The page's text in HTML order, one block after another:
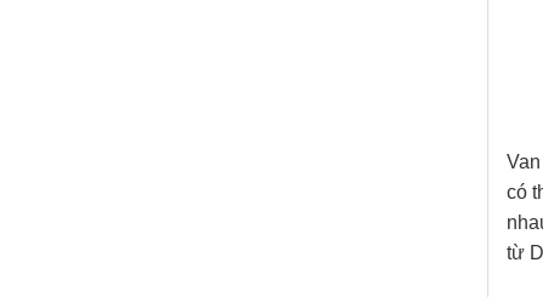
có
từ